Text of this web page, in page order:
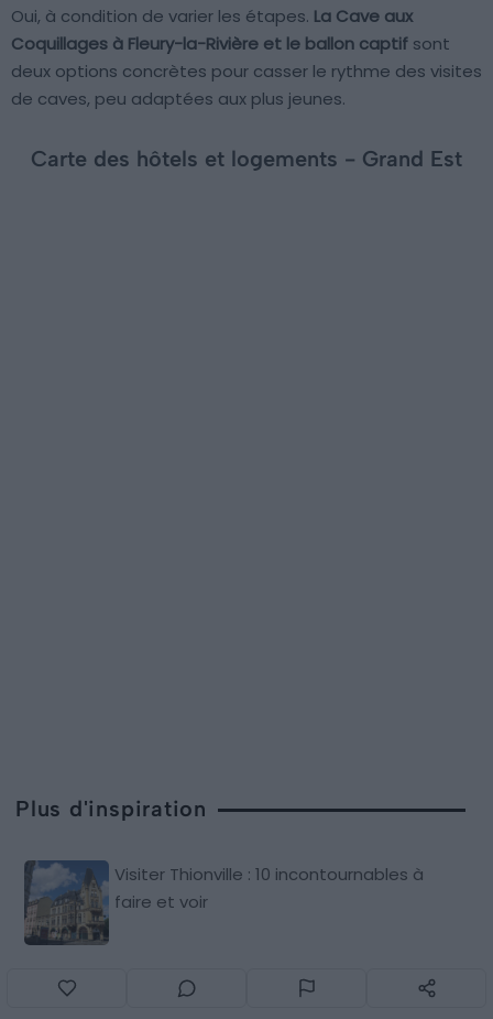
Oui, à condition de varier les étapes. La Cave aux
Coquillages à Fleury-la-Rivière et le ballon captif sont
deux options concrètes pour casser le rythme des visites
de caves, peu adaptées aux plus jeunes.
Carte des hôtels et logements - Grand Est
Plus d'inspiration
Visiter Thionville : 10 incontournables à
faire et voir
Les 6 meilleurs hôtels à Troyes